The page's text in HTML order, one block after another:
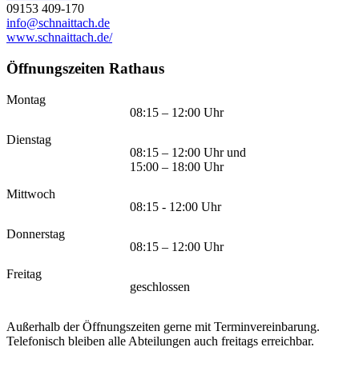
09153 409-170
info@schnaittach.de
www.schnaittach.de/
Öffnungszeiten Rathaus
Montag
08:15 – 12:00 Uhr
Dienstag
08:15 – 12:00 Uhr und
15:00 – 18:00 Uhr
Mittwoch
08:15 - 12:00 Uhr
Donnerstag
08:15 – 12:00 Uhr
Freitag
geschlossen
Außerhalb der Öffnungszeiten gerne mit Terminvereinbarung.
Telefonisch bleiben alle Abteilungen auch freitags erreichbar.